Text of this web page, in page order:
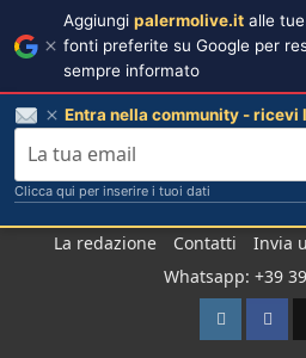
La redazione Contatti
Invia
Whatsapp: +39
Instagram
Aggiungi palermolive.it alle tue
fonti preferite su Google per
sempre informato
Entra nella community - ricevi
Clicca qui per inserire i tuoi dati